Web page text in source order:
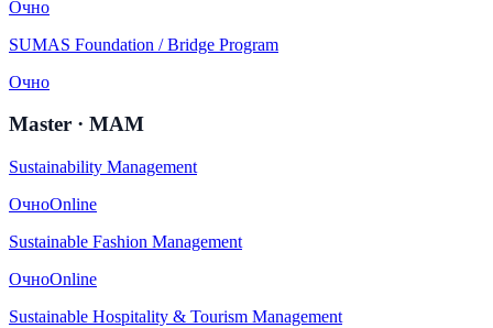
Очно
SUMAS Foundation / Bridge Program
Очно
Master · MAM
Sustainability Management
ОчноOnline
Sustainable Fashion Management
ОчноOnline
Sustainable Hospitality & Tourism Management